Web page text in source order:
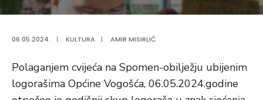
06.05.2024. | KULTURA | AMIR MISIRLIĆ
Polaganjem cvijeća na Spomen-obilježju ubijenim
logorašima Općine Vogošća, 06.05.2024.godine